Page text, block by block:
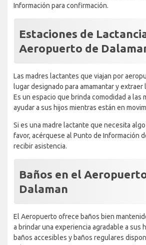
Información para confirmación.
Estaciones de
Aeropuerto de
Las madres lactantes que viajan por
lugar designado para amamantar y extraer
Es un espacio que brinda comodidad a las
ayudar a sus hijos mientras están en
Si es una madre lactante que necesita
favor, acérquese al Punto de Información
recibir asistencia.
Baños en el
Dalaman
El Aeropuerto ofrece baños bien
a brindar una experiencia agradable a sus
baños accesibles y baños regulares